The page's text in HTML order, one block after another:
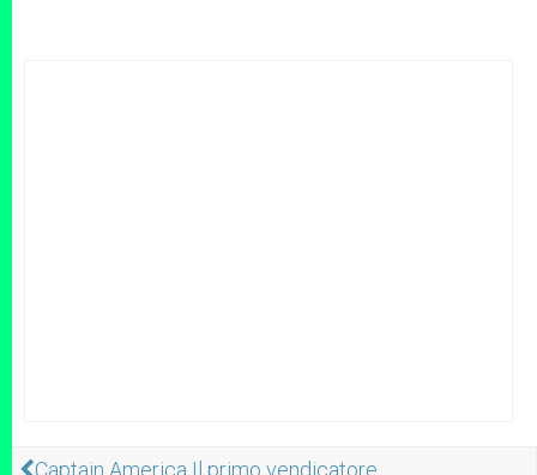
Captain America Il primo vendicatore